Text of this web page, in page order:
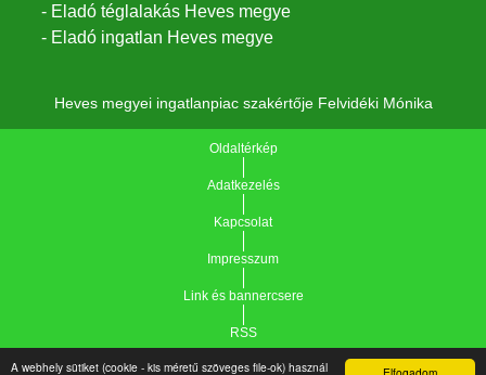
A webhely sütiket (cookie - kis méretű szöveges file-ok) használ
- Eladó téglalakás Heves megye
- Eladó ingatlan Heves megye
Heves megyei ingatlanpiac szakértője Felvidéki Mónika
Oldaltérkép
Adatkezelés
Kapcsolat
Impresszum
Link és bannercsere
RSS